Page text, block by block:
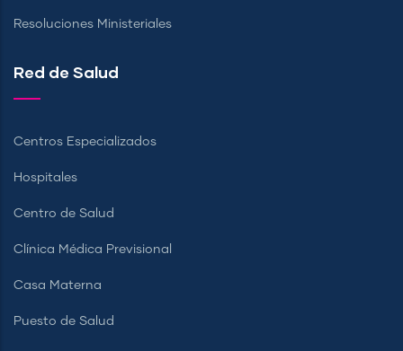
Resoluciones Ministeriales
Red de Salud
Centros Especializados
Hospitales
Centro de Salud
Clínica Médica Previsional
Casa Materna
Puesto de Salud